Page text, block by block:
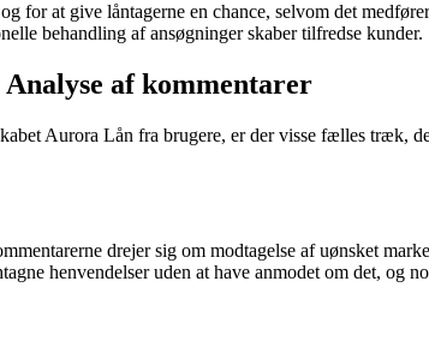
for at give låntagerne en chance, selvom det
behandling af ansøgninger skaber tilfredse kunder.
af kommentarer
Aurora Lån fra brugere, er der visse fælles træk,
drejer sig om modtagelse af uønsket
henvendelser uden at have anmodet om det, og